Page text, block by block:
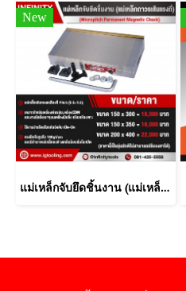
New
แม่เหล็กจับยึดชิ้นงาน (แม่เหล็กถาวรเส้นแรงถี่)